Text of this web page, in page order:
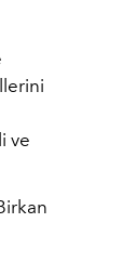
ve